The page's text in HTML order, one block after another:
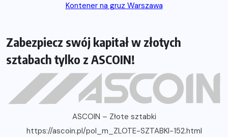
Kontener na gruz Warszawa
Zabezpiecz swój kapitał w złotych
sztabach tylko z ASCOIN!
ASCOIN – Złote sztabki
https://ascoin.pl/pol_m_ZLOTE-SZTABKI-152.html